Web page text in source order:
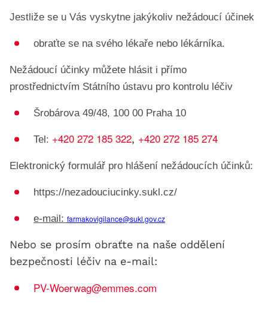
Jestliže se u Vás vyskytne jakýkoliv nežádoucí účinek
obraťte se na svého lékaře nebo lékárníka.
Nežádoucí účinky můžete hlásit i přímo
prostřednictvím Státního ústavu pro kontrolu léčiv
Šrobárova 49/48, 100 00 Praha 10
Tel: +420 272 185 322, +420 272 185 274
Elektronický formulář pro hlášení nežádoucích účinků:
https://nezadouciucinky.sukl.cz/
e-mail: farmakovigilance@sukl.gov.cz
Nebo se prosím obraťte na naše oddělení
bezpečnosti léčiv na e-mail:
PV-Woerwag@emmes.com